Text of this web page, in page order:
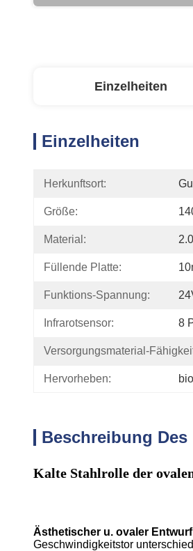
Einzelheiten
Einzelheiten
Herkunftsort:
Größe:
Material:
Füllende Platte:
Funktions-Spannung:
Infrarotsensor: 8
Versorgungsmaterial-
Hervorheben:
Beschreibung
Kalte Stahlrolle der
Ästhetischer u. ovaler
Geschwindigkeitstor